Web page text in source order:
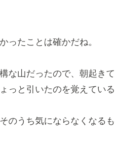
ったことは確かだね。
な山だったので、朝起き
っと引いたのを覚えている
のうち気にならなくなる